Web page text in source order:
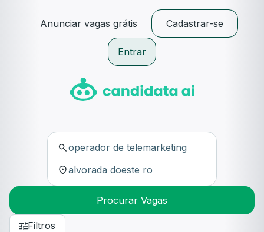
Anunciar vagas grátis Cadastrar-se
Entrar
Procurar Vagas
Filtros